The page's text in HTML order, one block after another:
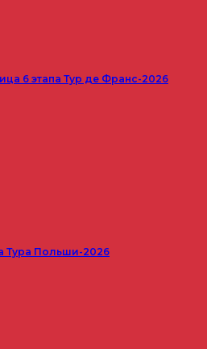
6 этапа Тур де Франс-2026
Тура Польши-2026